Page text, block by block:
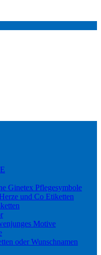
Ginetex Pflegesymbole
und Co Etiketten
Motive
oder Wunschnamen